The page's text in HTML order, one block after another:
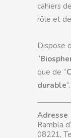
cahiers
rôle et
Dispose
“
que de “
durable“.
Adresse
Rambla
08221,